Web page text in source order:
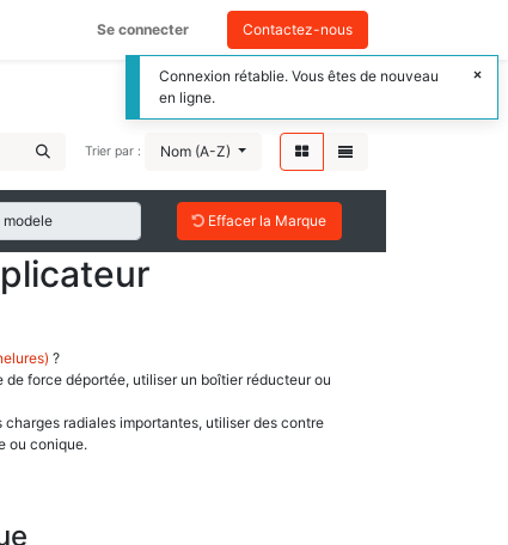
Se connecter Contactez-nous
Trier par : Nom (A-Z)
Effacer la Marque
?
force déportée, utiliser un boîtier réducteur ou
radiales importantes, utiliser des contre
ou conique.
Connexion rétablie. Vous êtes de nouveau
en ligne.